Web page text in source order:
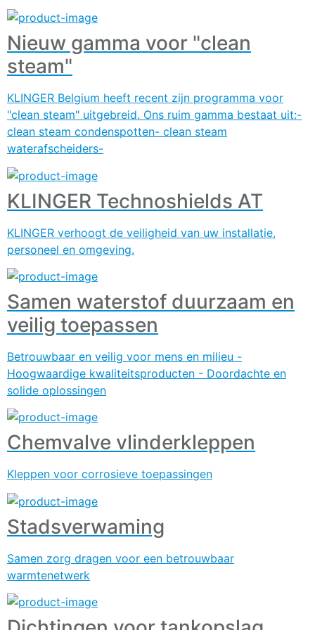
Nieuw gamma voor "clean
steam"
KLINGER Belgium heeft recent zijn programma voor
"clean steam" uitgebreid. Ons ruim gamma bestaat uit:-
clean steam condenspotten- clean steam
waterafscheiders-
KLINGER Technoshields AT
KLINGER verhoogt de veiligheid van uw installatie,
personeel en omgeving.
Samen waterstof duurzaam en
veilig toepassen
Betrouwbaar en veilig voor mens en milieu -
Hoogwaardige kwaliteitsproducten - Doordachte en
solide oplossingen
Chemvalve vlinderkleppen
Kleppen voor corrosieve toepassingen
Stadsverwaming
Samen zorg dragen voor een betrouwbaar
warmtenetwerk